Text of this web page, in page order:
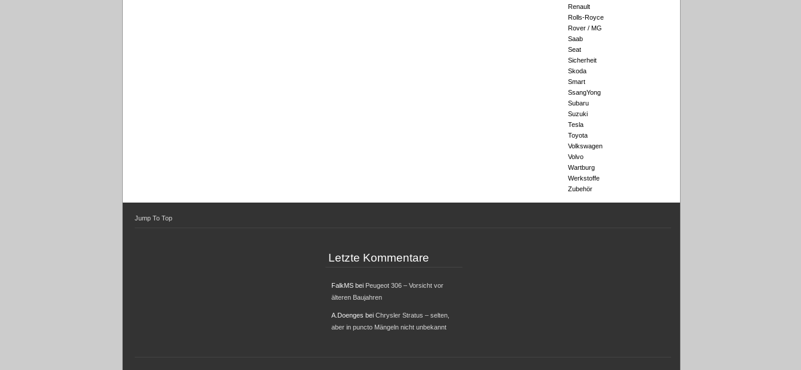
Renault
Rolls-Royce
Rover / MG
Saab
Seat
Sicherheit
Skoda
Smart
SsangYong
Subaru
Suzuki
Tesla
Toyota
Volkswagen
Volvo
Wartburg
Werkstoffe
Zubehör
Jump To Top
Letzte Kommentare
FalkMSbei Peugeot 306 – Vorsicht vor
älteren Baujahren
A.Doenges bei Chrysler Stratus – selten,
aber in puncto Mängeln nicht unbekannt